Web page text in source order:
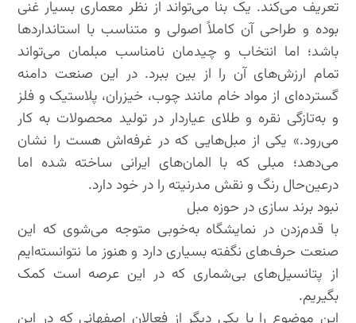
تعریف می‌کند. یک بنا می‌تواند از نظر معماری بسیار غنی
بوده و طراحی آن کاملاً اصولی و متناسب با استانداردها
باشد؛ اما انتخاب و چیدمان نامناسب مبلمان می‌تواند
تمام ارزش‌های آن را از بین ببرد. در این صنعت دامنه
گسترده‌ای از مواد خام مانند چوب، خیزران، پلاستیک و فلز
و به‌تازگی نقره و طلای عیاردار در تولید محصولات به کار
می‌رود.» یکی از مبل‌هایی که در غرفه‌اش هست را نشان
می‌دهد؛ مبلی که با المان‌های ایرانی ساخته شده اما
درعین‌حال رنگ و نقش مدرنیته را در خود دارد.
نبود برند سازی در حوزه مبل
با قدم‌زدن در نمایشگاه به‌خوبی متوجه می‌شوی که این
صنعت حرف‌های نگفته بسیاری دارد و هنوز ما نتوانسته‌ایم
از پتانسیل‌های بی‌شماری که در این عرصه است کمک
بگیریم.